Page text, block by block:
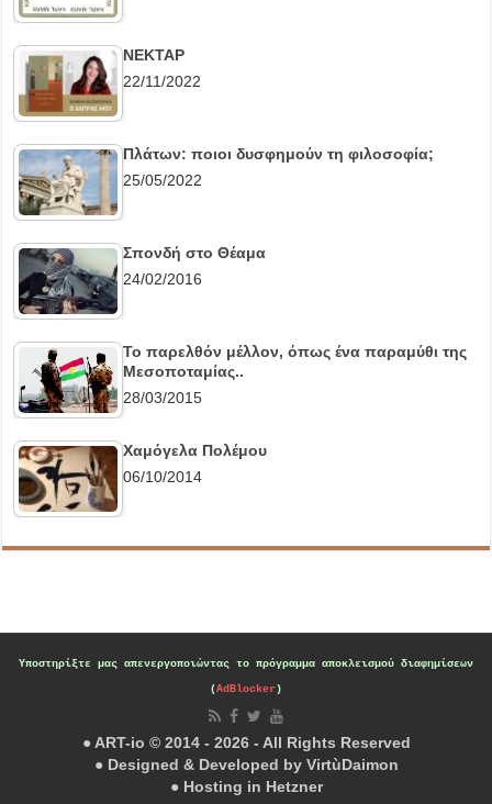
ΝΕΚΤΑΡ
22/11/2022
Πλάτων: ποιοι δυσφημούν τη φιλοσοφία;
25/05/2022
Σπονδή στο Θέαμα
24/02/2016
Το παρελθόν μέλλον, όπως ένα παραμύθι της
Μεσοποταμίας..
28/03/2015
Χαμόγελα Πολέμου
06/10/2014
Υποστηρίξτε μας απενεργοποιώντας το πρόγραμμα αποκλεισμού διαφημίσεων
(AdBlocker)
● ART-io © 2014 - 2026 - All Rights Reserved
● Designed & Developed by VirtùDaimon
● Hosting in Hetzner